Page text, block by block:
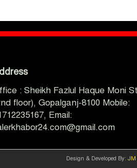
: Sheikh Fazlul Haque Moni
floor), Gopalganj-8100 Mobile:
Email:
Design & Developed By: JM